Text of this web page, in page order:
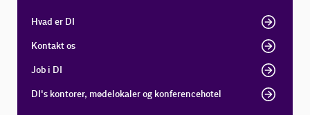
Hvad er DI
Kontakt os
Job i DI
DI's kontorer, mødelokaler og konferencehotel